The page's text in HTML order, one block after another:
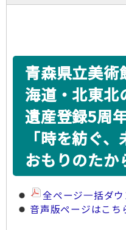
青森県立美術
海道・北東北
遺産登録5周
「時を紡ぐ
おもりのたか
全ページ一括ダ
音声版ページはこち